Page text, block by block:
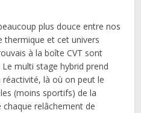
plus douce entre nos
thermique et cet univers
à la boîte CVT sont
multi stage hybrid prend
là où on peut le
(moins sportifs) de la
relâchement de